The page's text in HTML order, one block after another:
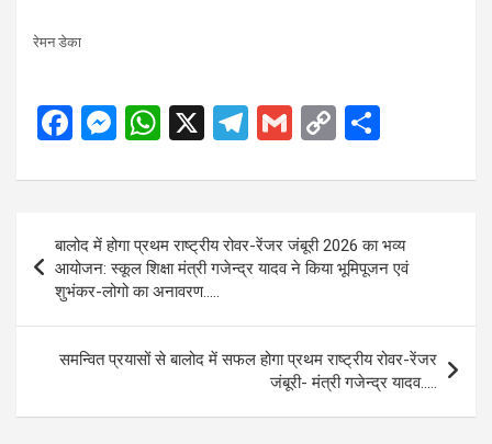
रेमन डेका
F
ce
b
o
o
k
M
se
g
er
W
at
A
p
p
X
T
e
gr
a
G
ail
C
py
Li
n
ar
navigation
बालोद में होगा प्रथम राष्ट्रीय रोवर-रेंजर जंबूरी 2026 का भव्य
आयोजन: स्कूल शिक्षा मंत्री गजेन्द्र यादव ने किया भूमिपूजन एवं
शुभंकर-लोगो का अनावरण…..
समन्वित प्रयासों से बालोद में सफल होगा प्रथम राष्ट्रीय रोवर-रेंजर
जंबूरी- मंत्री गजेन्द्र यादव…..